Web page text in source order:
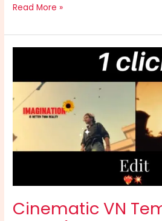
Read More »
Cinematic VN
Template
for
Reels
Viral